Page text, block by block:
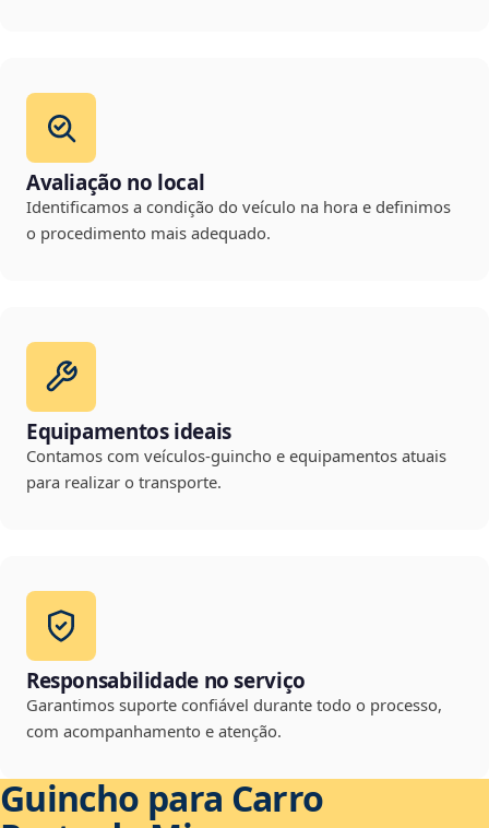
Avaliação no local
Identificamos a condição do veículo na hora e definimos
o procedimento mais adequado.
Equipamentos ideais
Contamos com veículos-guincho e equipamentos atuais
para realizar o transporte.
Responsabilidade no serviço
Garantimos suporte confiável durante todo o processo,
com acompanhamento e atenção.
Guincho para Carro